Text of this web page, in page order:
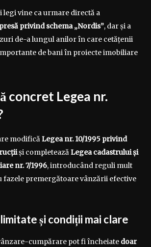
legi vine ca urmare directă a
privind schema „Nordis”, dar și a
de-a lungul anilor în care cetățenii
de bani în proiecte imobiliare
concret Legea nr.
modificăLegea nr. 10/1995 privind
și completeazăLegea cadastrului și
nr. 7/1996, introducând reguli mult
fazele premergătoare vânzării efective
și condiții mai clare
cumpărare pot fi încheiate doar